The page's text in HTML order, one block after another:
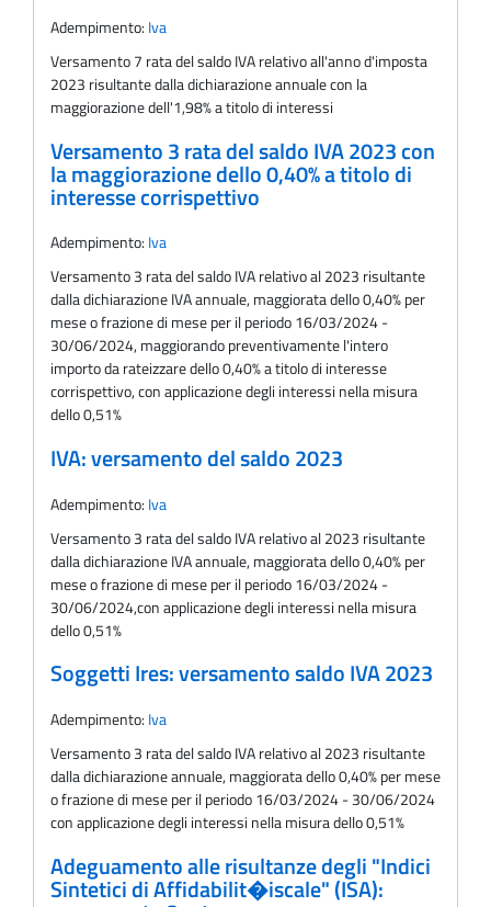
Adempimento: Iva
Versamento 7 rata del saldo IVA relativo all'anno d'imposta
2023 risultante dalla dichiarazione annuale con la
maggiorazione dell'1,98% a titolo di interessi
Versamento 3 rata del saldo IVA 2023 con
la maggiorazione dello 0,40% a titolo di
interesse corrispettivo
Adempimento: Iva
Versamento 3 rata del saldo IVA relativo al 2023 risultante
dalla dichiarazione IVA annuale, maggiorata dello 0,40% per
mese o frazione di mese per il periodo 16/03/2024 -
30/06/2024, maggiorando preventivamente l'intero
importo da rateizzare dello 0,40% a titolo di interesse
corrispettivo, con applicazione degli interessi nella misura
dello 0,51%
IVA: versamento del saldo 2023
Adempimento: Iva
Versamento 3 rata del saldo IVA relativo al 2023 risultante
dalla dichiarazione IVA annuale, maggiorata dello 0,40% per
mese o frazione di mese per il periodo 16/03/2024 -
30/06/2024,con applicazione degli interessi nella misura
dello 0,51%
Soggetti Ires: versamento saldo IVA 2023
Adempimento: Iva
Versamento 3 rata del saldo IVA relativo al 2023 risultante
dalla dichiarazione annuale, maggiorata dello 0,40% per mese
o frazione di mese per il periodo 16/03/2024 - 30/06/2024
con applicazione degli interessi nella misura dello 0,51%
Adeguamento alle risultanze degli "Indici
Sintetici di Affidabilit�iscale" (ISA):